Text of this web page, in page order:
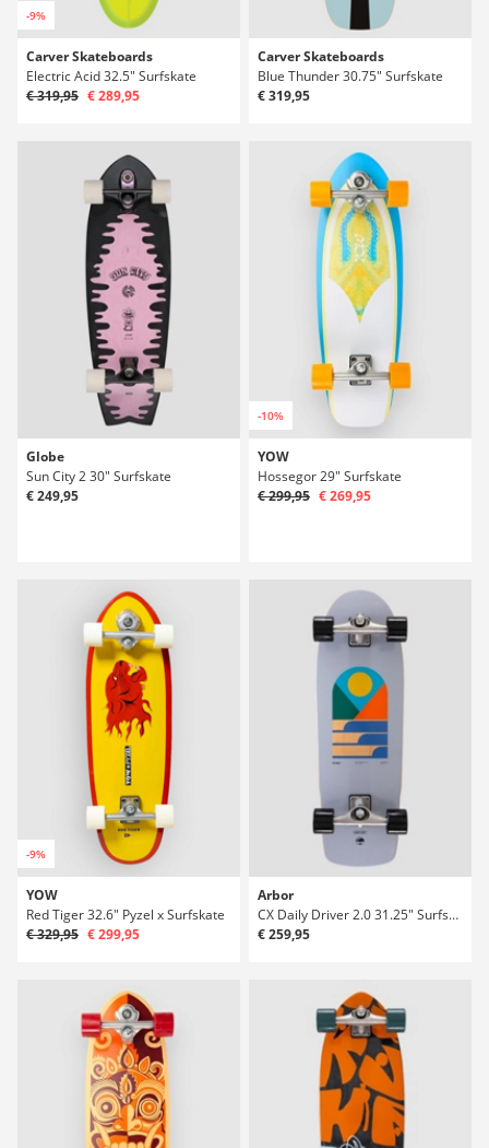
-9%
Carver Skateboards
Electric Acid 32.5" Surfskate
€ 319,95 € 289,95
Carver Skateboards
Blue Thunder 30.75" Surfskate
€ 319,95
Globe
Sun City 2 30" Surfskate
€ 249,95
-10%
YOW
Hossegor 29" Surfskate
€ 299,95 € 269,95
-9%
YOW
Red Tiger 32.6" Pyzel x Surfskate
€ 329,95 € 299,95
Arbor
CX Daily Driver 2.0 31.25" Surfskate
€ 259,95